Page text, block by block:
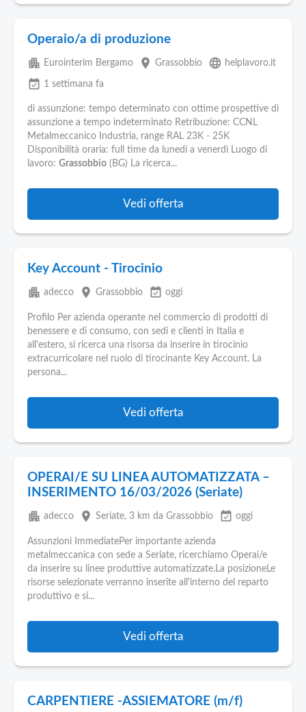
Operaio/a di produzione
apartment Eurointerim Bergamo place Grassobbio language helplavoro.it
event_available 1 settimana fa
di assunzione: tempo determinato con ottime prospettive di
assunzione a tempo indeterminato Retribuzione: CCNL
Metalmeccanico Industria, range RAL 23K - 25K
Disponibilità oraria: full time da lunedì a venerdì Luogo di
lavoro: Grassobbio (BG) La ricerca...
Vedi offerta
Key Account - Tirocinio
apartment adecco place Grassobbio event_available oggi
Profilo Per azienda operante nel commercio di prodotti di
benessere e di consumo, con sedi e clienti in Italia e
all'estero, si ricerca una risorsa da inserire in tirocinio
extracurricolare nel ruolo di tirocinante Key Account. La
persona...
Vedi offerta
OPERAI/E SU LINEA AUTOMATIZZATA –
INSERIMENTO 16/03/2026 (Seriate)
apartment adecco place Seriate, 3 km da Grassobbio event_available oggi
Assunzioni ImmediatePer importante azienda
metalmeccanica con sede a Seriate, ricerchiamo Operai/e
da inserire su linee produttive automatizzate.La posizioneLe
risorse selezionate verranno inserite all'interno del reparto
produttivo e si...
Vedi offerta
CARPENTIERE -ASSIEMATORE (m/f)